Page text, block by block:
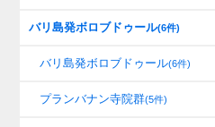
バリ島発ボロブドゥール(6件)
バリ島発ボロブドゥール(6件)
プランバナン寺院群(5件)